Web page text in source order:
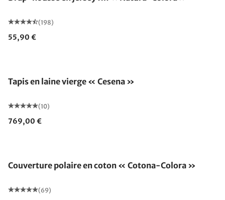
(198)
55,90 €
Tapis en laine vierge « Cesena »
(10)
769,00 €
Couverture polaire en coton « Cotona-Colora »
(69)